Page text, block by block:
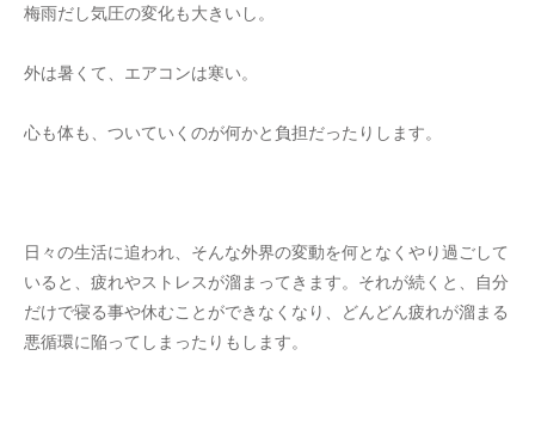
梅雨だし気圧の変化も大きいし。
外は暑くて、エアコンは寒い。
心も体も、ついていくのが何かと負担だったりします。
日々の生活に追われ、そんな外界の変動を何となくやり過ごして
いると、疲れやストレスが溜まってきます。それが続くと、自分
だけで寝る事や休むことができなくなり、どんどん疲れが溜まる
悪循環に陥ってしまったりもします。